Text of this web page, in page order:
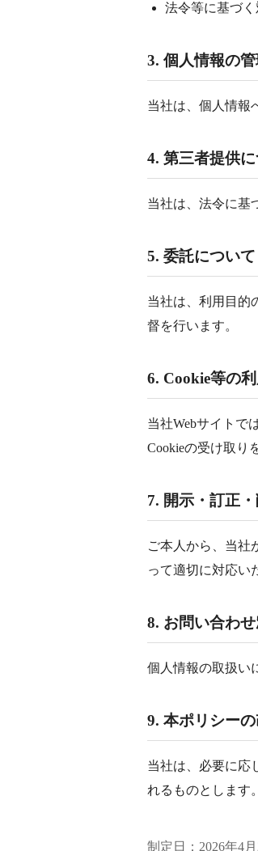
法令等に基づ
3. 個人情報の管
当社は、個人情報
4. 第三者提供
当社は、法令に基
5. 委託について
当社は、利用目的
督を行います。
6. Cookie等の
当社Webサイトで
Cookieの受け取り
7. 開示・訂正
ご本人から、当社
って適切に対応い
8. お問い合わせ
個人情報の取扱い
9. 本ポリシー
当社は、必要に応
れるものとします。
制定日：2026年4月